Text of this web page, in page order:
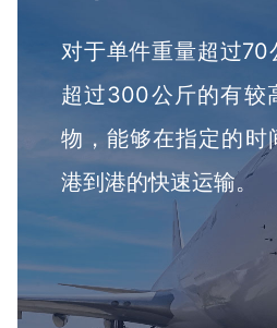
对于单件重量超过70
超过300公斤的有较
物，能够在指定的时
港到港的快速运输。